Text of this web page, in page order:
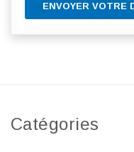
ENVOYER VOTRE
Catégories